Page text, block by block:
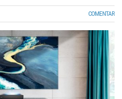
COMENTAR